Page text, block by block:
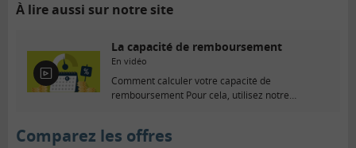
À lire aussi sur notre site
E
n
d
La capacité de remboursement
En vidéo
Comment calculer votre capacité de
remboursement Pour cela, utilisez notre
Comparez les offres